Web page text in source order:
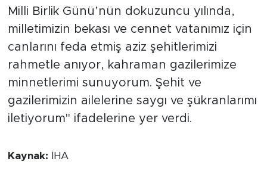
Milli Birlik Günü’nün dokuzuncu yılında,
milletimizin bekası ve cennet vatanımız için
canlarını feda etmiş aziz şehitlerimizi
rahmetle anıyor, kahraman gazilerimize
minnetlerimi sunuyorum. Şehit ve
gazilerimizin ailelerine saygı ve şükranlarımı
iletiyorum" ifadelerine yer verdi.
Kaynak: İHA